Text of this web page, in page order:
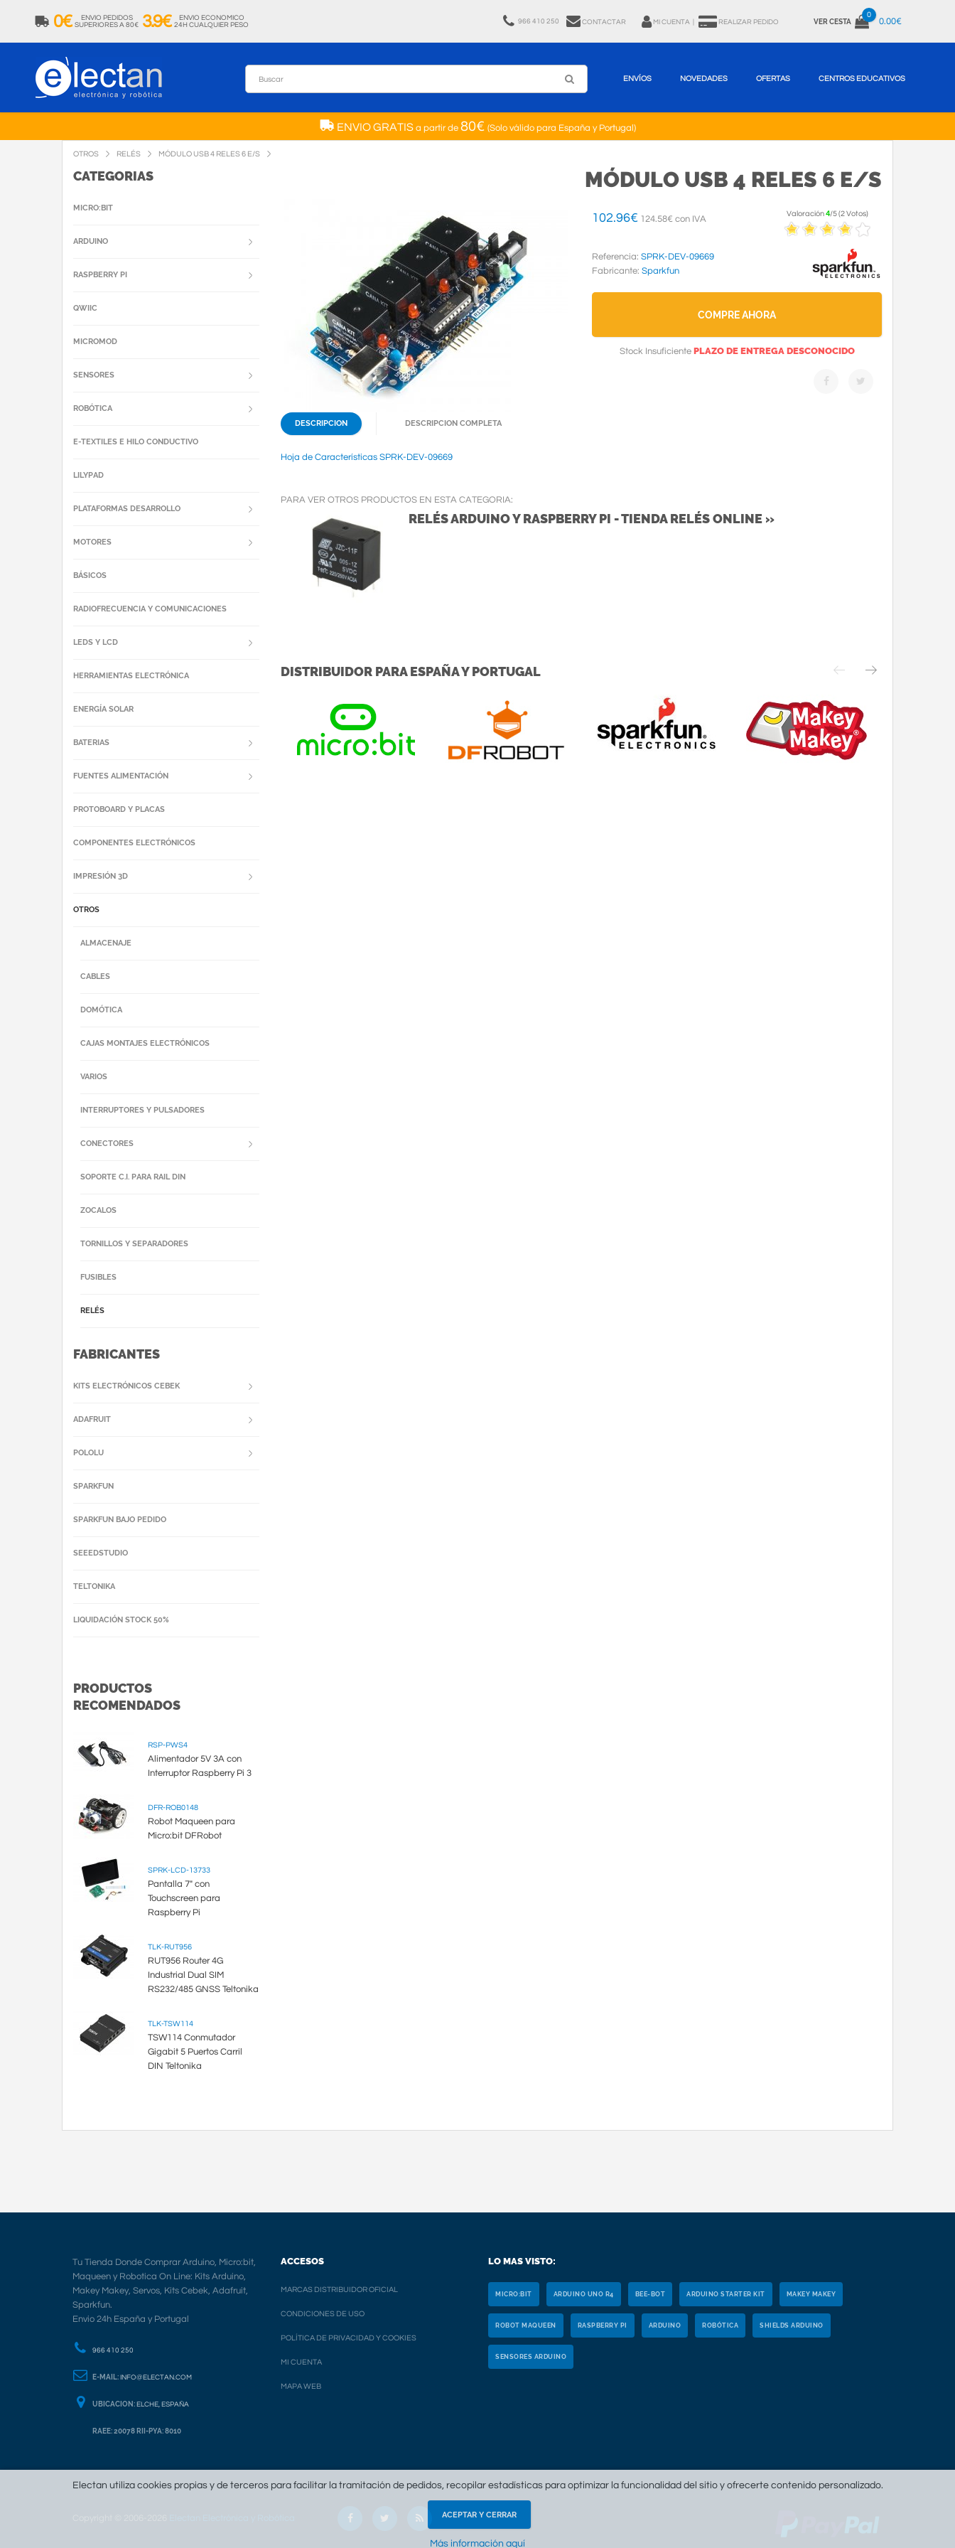
0€
ENVIO PEDIDOS
SUPERIORES A 80€ 3.9€
ENVIO ECONOMICO
24H CUALQUIER PESO
966 410 250 CONTACTAR MI CUENTA REALIZAR PEDIDO VER CESTA
0
0.00€
ENVÍOS NOVEDADES OFERTAS CENTROS EDUCATIVOS
ENVIO GRATISa partir de 80€ (Solo válido para España y Portugal)
OTROS RELÉS MÓDULO USB 4 RELES 6 E/S
MÓDULO USB 4 RELES 6 E/S
102.96€ 124.58€ con IVA
Valoración4/5(2Votos)
Referencia: SPRK-DEV-09669
Fabricante: Sparkfun
COMPRE AHORA
Stock Insuficiente PLAZO DE ENTREGA DESCONOCIDO
DESCRIPCION DESCRIPCION COMPLETA
Hoja de Características SPRK-DEV-09669
PARA VER OTROS PRODUCTOS EN ESTA CATEGORIA:
RELÉS ARDUINO Y RASPBERRY PI - TIENDA RELÉS ONLINE »
DISTRIBUIDOR PARA ESPAÑA Y PORTUGAL
CATEGORIAS
MICRO:BIT
ARDUINO
RASPBERRY PI
QWIIC
MICROMOD
SENSORES
ROBÓTICA
E-TEXTILES E HILO CONDUCTIVO
LILYPAD
PLATAFORMAS DESARROLLO
MOTORES
BÁSICOS
RADIOFRECUENCIA Y COMUNICACIONES
LEDS Y LCD
HERRAMIENTAS ELECTRÓNICA
ENERGÍA SOLAR
BATERIAS
FUENTES ALIMENTACIÓN
PROTOBOARD Y PLACAS
COMPONENTES ELECTRÓNICOS
IMPRESIÓN 3D
OTROS
ALMACENAJE
CABLES
DOMÓTICA
CAJAS MONTAJES ELECTRÓNICOS
VARIOS
INTERRUPTORES Y PULSADORES
CONECTORES
SOPORTE C.I. PARA RAIL DIN
ZOCALOS
TORNILLOS Y SEPARADORES
FUSIBLES
RELÉS
FABRICANTES
KITS ELECTRÓNICOS CEBEK
ADAFRUIT
POLOLU
SPARKFUN
SPARKFUN BAJO PEDIDO
SEEEDSTUDIO
TELTONIKA
LIQUIDACIÓN STOCK 50%
PRODUCTOS
RECOMENDADOS
RSP-PWS4
Alimentador 5V 3A con
Interruptor Raspberry Pi 3
DFR-ROB0148
Robot Maqueen para
Micro:bit DFRobot
SPRK-LCD-13733
Pantalla 7" con
Touchscreen para
Raspberry Pi
TLK-RUT956
RUT956 Router 4G
Industrial Dual SIM
RS232/485 GNSS Teltonika
TLK-TSW114
TSW114 Conmutador
Gigabit 5 Puertos Carril
DIN Teltonika
Tu Tienda Donde Comprar Arduino, Micro:bit,
Maqueen y Robotica On Line: Kits Arduino,
Makey Makey, Servos, Kits Cebek, Adafruit,
Sparkfun.
Envio 24h España y Portugal
966 410 250
E-MAIL: INFO@ELECTAN.COM
UBICACION: ELCHE, ESPAÑA
RAEE: 20078 RII-PYA: 8010
ACCESOS
MARCAS DISTRIBUIDOR OFICIAL
CONDICIONES DE USO
POLÍTICA DE PRIVACIDAD Y COOKIES
MI CUENTA
MAPA WEB
LO MAS VISTO:
MICRO:BIT ARDUINO UNO R4 BEE-BOT ARDUINO STARTER KIT MAKEY MAKEY
ROBOT MAQUEEN RASPBERRY PI ARDUINO ROBÓTICA SHIELDS ARDUINO
SENSORES ARDUINO
Electan utiliza cookies propias y de terceros para facilitar la tramitación de pedidos, recopilar estadísticas para optimizar la funcionalidad del sitio y ofrecerte contenido personalizado.
ACEPTAR Y CERRAR
Más información aquí